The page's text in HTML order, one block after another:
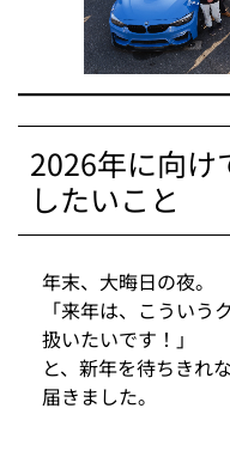
2026年に向け
したいこと
年末、大晦日の夜。
「来年は、こういう
扱いたいです！」
と、新年を待ちきれ
届きました。